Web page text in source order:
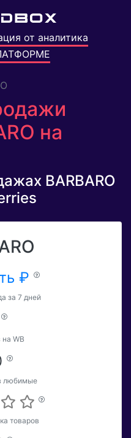
от аналитика
на
BARBARO
₽
за 7 дней
на WB
любимые
товаров